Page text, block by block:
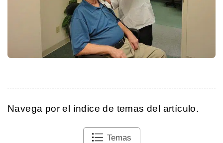
Navega por el índice de temas del artículo.
Temas